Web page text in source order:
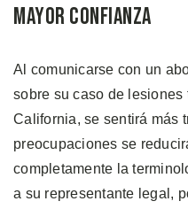
Mayor Confianza
Al comunicarse con un
sobre su caso de lesiones
California, se sentirá más
preocupaciones se
completamente la
a su representante legal,